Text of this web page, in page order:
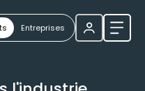
Entreprises